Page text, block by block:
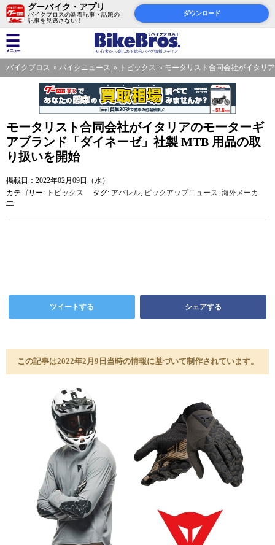
グーバイク・アプリ
バイクブロスの新着記事・話題の
記事を見逃さない！
ダウンロード
バイクブロス バイクニュース トピックス モータリスト合同会社がイタリ
モータリスト合同会社がイタリアのモーターギ
アブランド「ダイネーゼ」社製 MTB 用品の取
り扱いを開始
掲載日：2022年02月09日（水）
カテゴリー: トピックス タグ: アパレル, ピックアップニュース, 海外メーカ
ー
ツイートする シェアする
この記事は2022年2月9日当時の情報に基づいて制作されています。